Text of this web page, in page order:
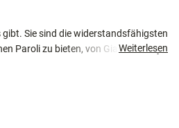
Sie sind die widerstandsfähigsten
Paroli zu bieten, von Giant Trevallys,
Weiterlesen